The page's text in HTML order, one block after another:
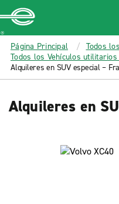
MAIN
CONTENT
Enterprise
Página Principal
Todos
Todos los Vehículos
Alquileres en SUV especial –
Alquileres en